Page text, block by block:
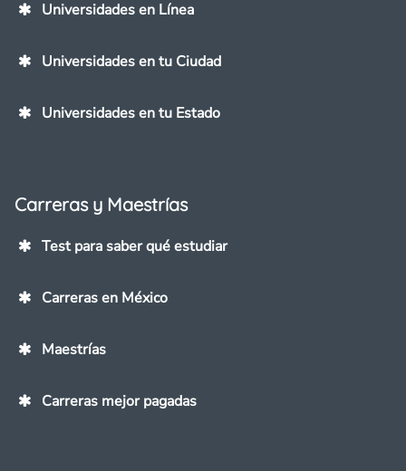
Universidades en Línea
Universidades en tu Ciudad
Universidades en tu Estado
Carreras y Maestrías
Test para saber qué estudiar
Carreras en México
Maestrías
Carreras mejor pagadas